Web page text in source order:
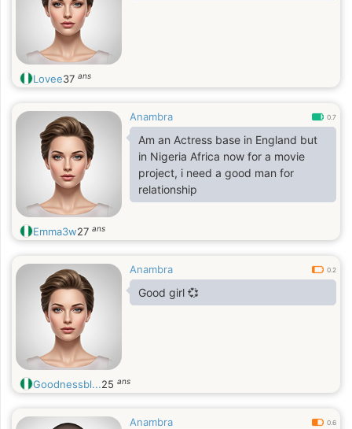
Lovee37 ans
Anambra 0.7
Am an Actress base in England but
in Nigeria Africa now for a movie
project, i need a good man for
relationship
Emma3w27 ans
Anambra 0.2
Good girl 💞
Goodnessbl...25 ans
Anambra 0.6